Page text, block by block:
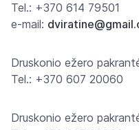
Tel.: +370 614 79501
e-mail:
Druskonio ežero
Tel.: +370 607 20060
Druskonio ežero